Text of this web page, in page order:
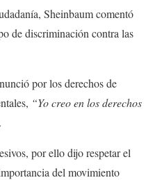
Sheinbaum comentó
de discriminación contra las
por los derechos de
“Yo creo en los derechos
por ello dijo respetar el
del movimiento